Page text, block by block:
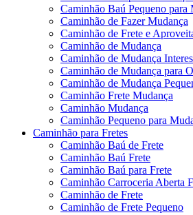
Caminhão Baú Pequeno para
Caminhão de Fazer Mudança
Caminhão de Frete e
Caminhão de Mudança
Caminhão de Mudança
Caminhão de Mudança para
Caminhão de Mudança
Caminhão Frete Mudança
Caminhão Mudança
Caminhão Pequeno para
Caminhão para Fretes
Caminhão Baú de Frete
Caminhão Baú Frete
Caminhão Baú para Frete
Caminhão Carroceria Aberta
Caminhão de Frete
Caminhão de Frete Pequeno